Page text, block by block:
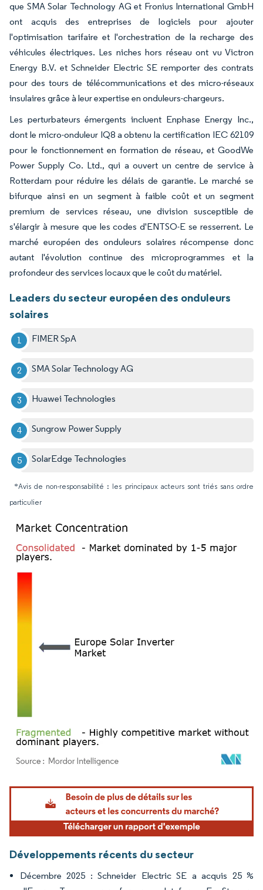
que SMA Solar Technology AG et Fronius International GmbH
ont acquis des entreprises de logiciels pour ajouter
l'optimisation tarifaire et l'orchestration de la recharge des
véhicules électriques. Les niches hors réseau ont vu Victron
Energy B.V. et Schneider Electric SE remporter des contrats
pour des tours de télécommunications et des micro-réseaux
insulaires grâce à leur expertise en onduleurs-chargeurs.
Les perturbateurs émergents incluent Enphase Energy Inc.,
dont le micro-onduleur IQ8 a obtenu la certification IEC 62109
pour le fonctionnement en formation de réseau, et GoodWe
Power Supply Co. Ltd., qui a ouvert un centre de service à
Rotterdam pour réduire les délais de garantie. Le marché se
bifurque ainsi en un segment à faible coût et un segment
premium de services réseau, une division susceptible de
s'élargir à mesure que les codes d'ENTSO-E se resserrent. Le
marché européen des onduleurs solaires récompense donc
autant l'évolution continue des microprogrammes et la
profondeur des services locaux que le coût du matériel.
Leaders du secteur européen des onduleurs
solaires
FIMER SpA
SMA Solar Technology AG
Huawei Technologies
Sungrow Power Supply
SolarEdge Technologies
*Avis de non-responsabilité : les principaux acteurs sont triés sans ordre
particulier
Image © Mordor Intelligence. La réutilisation nécessite une attribution sous CC BY
Développements récents du secteur
Décembre 2025 : Schneider Electric SE a acquis 25 %